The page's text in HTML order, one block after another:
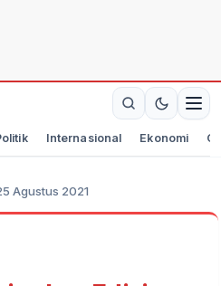
Internasional Ekonomi
Agustus 2021